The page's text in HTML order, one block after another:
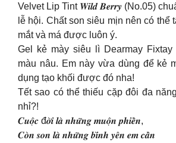
Velvet Lip Tint 𝑾𝒊𝒍𝒅 𝑩𝒆𝒓𝒓𝒚 (No.05)
lễ hội. Chất son siêu mịn nên có thể
mắt và má được luôn ý.
Gel kẻ mày siêu lì Dearmay Fixtay
màu nâu. Em này vừa dùng để kẻ
dụng tạo khối được đó nha!
Tết sao có thể thiếu cặp đôi đa
nhỉ?!
𝑪𝒖𝒐̣̂𝒄 đ𝒐̛̀𝒊 𝒍𝒂̀ 𝒏𝒉𝒖̛̃𝒏𝒈 𝒎𝒖𝒐̣̂𝒏 𝒑𝒉𝒊𝒆̂̀𝒏,
𝑪𝒐̀𝒏 𝒔𝒐𝒏 𝒍𝒂̀ 𝒏𝒉𝒖̛̃𝒏𝒈 𝒃𝒊̀𝒏𝒉 𝒚𝒆̂𝒏 𝒆𝒎 𝒄𝒂̂̀𝒏